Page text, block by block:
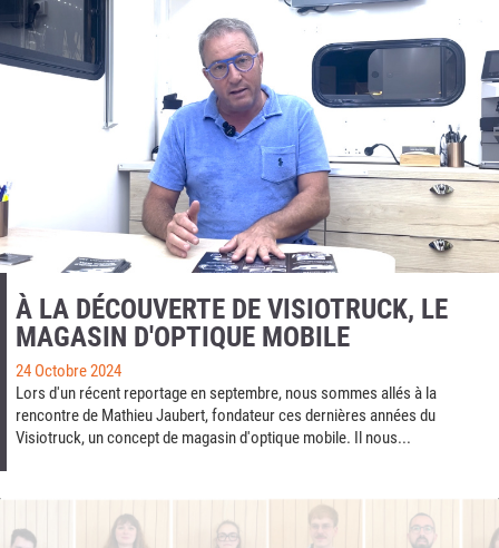
À LA DÉCOUVERTE DE VISIOTRUCK, LE
MAGASIN D'OPTIQUE MOBILE
24 Octobre 2024
Lors d'un récent reportage en septembre, nous sommes allés à la
rencontre de Mathieu Jaubert, fondateur ces dernières années du
Visiotruck, un concept de magasin d'optique mobile. Il nous...